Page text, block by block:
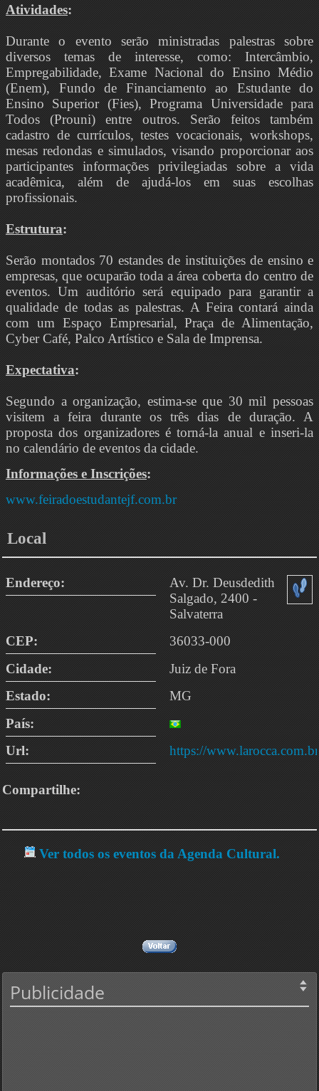
Atividades:
Durante o evento serão ministradas palestras sobre
diversos temas de interesse, como: Intercâmbio,
Empregabilidade, Exame Nacional do Ensino Médio
(Enem), Fundo de Financiamento ao Estudante do
Ensino Superior (Fies), Programa Universidade para
Todos (Prouni) entre outros. Serão feitos também
cadastro de currículos, testes vocacionais, workshops,
mesas redondas e simulados, visando proporcionar aos
participantes informações privilegiadas sobre a vida
acadêmica, além de ajudá-los em suas escolhas
profissionais.
Estrutura:
Serão montados 70 estandes de instituições de ensino e
empresas, que ocuparão toda a área coberta do centro de
eventos. Um auditório será equipado para garantir a
qualidade de todas as palestras. A Feira contará ainda
com um Espaço Empresarial, Praça de Alimentação,
Cyber Café, Palco Artístico e Sala de Imprensa.
Expectativa:
Segundo a organização, estima-se que 30 mil pessoas
visitem a feira durante os três dias de duração. A
proposta dos organizadores é torná-la anual e inseri-la
no calendário de eventos da cidade.
Informações e Inscrições:
www.feiradoestudantejf.com.br
Local
Endereço:
Av. Dr. Deusdedith
Salgado, 2400 -
Salvaterra
CEP:
36033-000
Cidade:
Juiz de Fora
Estado:
MG
País:
Url:
https://
Compartilhe:
Ver todos os eventos da Agenda Cultural.
Publicidade